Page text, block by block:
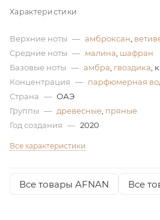
Характеристики
Верхние ноты — амброксан
Средние ноты — малина шафран
Базовые ноты — амбра гвоздика ,
Концентрация — парфюмерная
Страна — ОАЭ
Группы — древесные пряные
Год создания — 2020
Все характеристики
Все товары AFNAN Все